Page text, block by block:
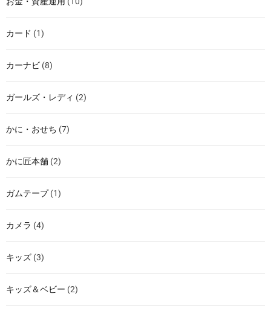
カード (1)
カーナビ (8)
ガールズ・レディ (2)
かに・おせち (7)
かに匠本舗 (2)
ガムテープ(1)
カメラ (4)
キッズ (3)
キッズ＆ベビー (2)